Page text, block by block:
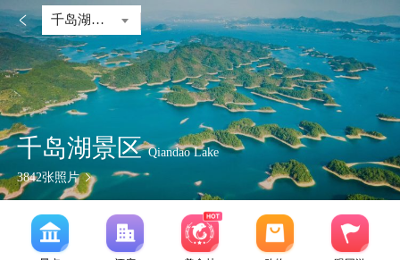
 千岛湖景区
千岛湖景区Qiandao Lake
3842张照片